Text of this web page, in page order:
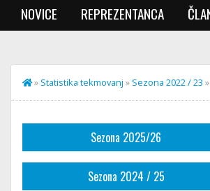
NOVICE REPREZENTANCA
» Statistika tekmovanj » Sezona 2022 / 23 »
Sezona 2025/26
Sezona 2024 / 25